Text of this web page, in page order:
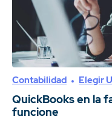
Contabilidad Elegir
QuickBooks en la
funcione